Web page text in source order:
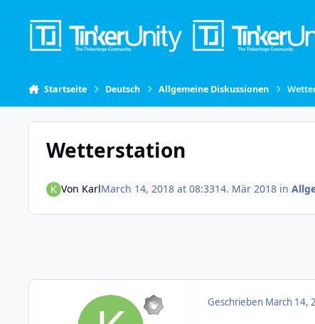
Startseite Deutsch Allgemeine Diskussionen
Wetterstation
Von KarlMarch 14, 2018 at 08:3314. Mär 2018in
Geschrieben March 14,